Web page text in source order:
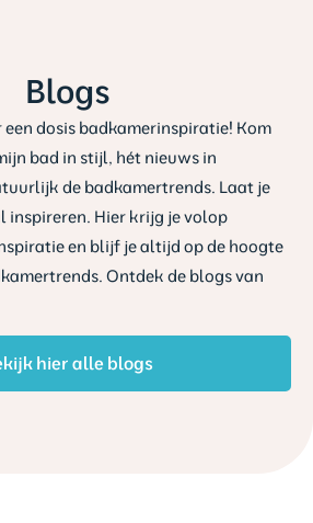
Blogs
een dosis badkamerinspiratie! Kom
bad in stijl, hét nieuws in
de badkamertrends. Laat je
inspireren. Hier krijg je volop
en blijf je altijd op de hoogte
Ontdek de blogs van
hier alle blogs